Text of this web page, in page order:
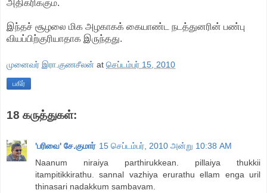
அதிகரிக்கும்.
இந்தச் சூழலை மிக அழகாகக் கையாண்ட நடத்துனரின் பண்பு
வியப்பிற்குரியாதாக இருந்தது.
முனைவர் இரா.குணசீலன் at செப்டம்பர் 15, 2010
பகிர்
18 கருத்துகள்:
'பரிவை' சே.குமார் 15 செப்டம்பர், 2010 அன்று 10:38 AM
Naanum niraiya parthirukkean. pillaiya thukkii
itampitikkirathu. sannal vazhiya erurathu ellam enga uril
thinasari nadakkum sambavam.